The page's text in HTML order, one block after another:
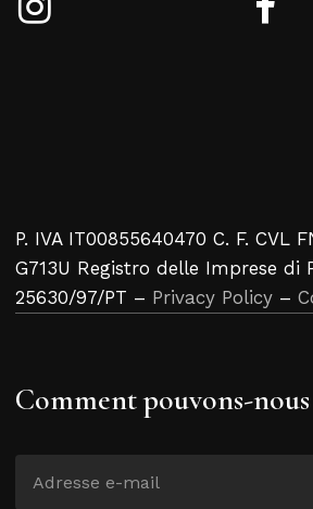
P. IVA IT00855640470 C. F. CVL
G713U Registro delle Imprese di
25630/97/PT – Privacy Policy –
Comment pouvons-nous